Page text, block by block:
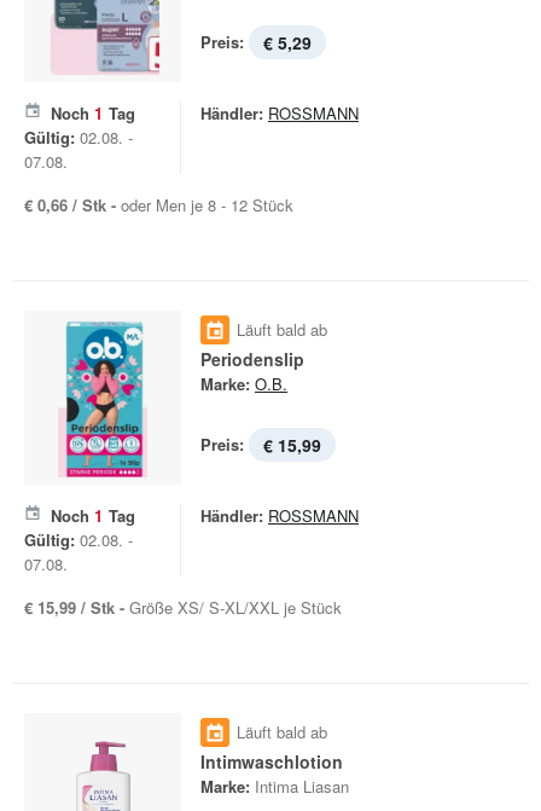
Preis: € 5,29
Noch 1 Tag
Gültig: 02.08. -
07.08.
Händler: ROSSMANN
€ 0,66 / Stk - oder Men je 8 - 12 Stück
Läuft bald ab
Periodenslip
Marke: O.B.
Preis: € 15,99
Noch 1 Tag
Gültig: 02.08. -
07.08.
Händler: ROSSMANN
€ 15,99 / Stk - Größe XS/ S-XL/XXL je Stück
Läuft bald ab
Intimwaschlotion
Marke: Intima Liasan